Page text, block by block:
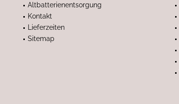
Altbatterienentsorgung
Kontakt
Lieferzeiten
Sitemap